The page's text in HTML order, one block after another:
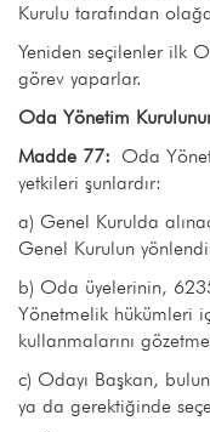
Kurulu tarafından
Yeniden seçilenler ilk
görev yaparlar.
Oda Yönetim
Madde 77: Oda
yetkileri şunlardır:
a) Genel Kurulda
Genel Kurulun
b) Oda üyelerinin,
Yönetmelik hükümleri
kullanmalarını
c) Odayı Başkan,
ya da gerektiğinde